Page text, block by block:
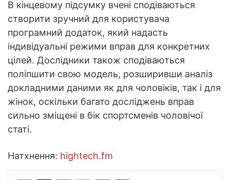
В кінцевому підсумку вчені сподіваються
створити зручний для користувача
програмний додаток, який надасть
індивідуальні режими вправ для конкретних
цілей. Дослідники також сподіваються
поліпшити свою модель, розширивши аналіз
докладними даними як для чоловіків, так і для
жінок, оскільки багато досліджень вправ
сильно зміщені в бік спортсменів чоловічої
статі.
Натхнення: hightech.fm